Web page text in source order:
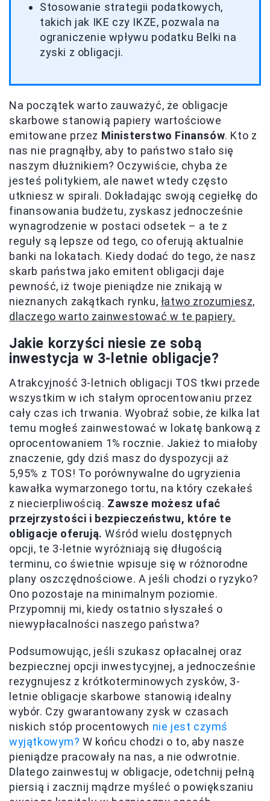
Stosowanie strategii podatkowych,
takich jak IKE czy IKZE, pozwala na
ograniczenie wpływu podatku Belki na
zyski z obligacji.
Na początek warto zauważyć, że obligacje
skarbowe stanowią papiery wartościowe
emitowane przez Ministerstwo Finansów. Kto z
nas nie pragnąłby, aby to państwo stało się
naszym dłużnikiem? Oczywiście, chyba że
jesteś politykiem, ale nawet wtedy często
utkniesz w spirali. Dokładając swoją cegiełkę do
finansowania budżetu, zyskasz jednocześnie
wynagrodzenie w postaci odsetek – a te z
reguły są lepsze od tego, co oferują aktualnie
banki na lokatach. Kiedy dodać do tego, że nasz
skarb państwa jako emitent obligacji daje
pewność, iż twoje pieniądze nie znikają w
nieznanych zakątkach rynku, łatwo zrozumiesz,
dlaczego warto zainwestować w te papiery.
Jakie korzyści niesie ze sobą
inwestycja w 3-letnie obligacje?
Atrakcyjność 3-letnich obligacji TOS tkwi przede
wszystkim w ich stałym oprocentowaniu przez
cały czas ich trwania. Wyobraź sobie, że kilka lat
temu mogłeś zainwestować w lokatę bankową z
oprocentowaniem 1% rocznie. Jakież to miałoby
znaczenie, gdy dziś masz do dyspozycji aż
5,95% z TOS! To porównywalne do ugryzienia
kawałka wymarzonego tortu, na który czekałeś
z niecierpliwością. Zawsze możesz ufać
przejrzystości i bezpieczeństwu, które te
obligacje oferują. Wśród wielu dostępnych
opcji, te 3-letnie wyróżniają się długością
terminu, co świetnie wpisuje się w różnorodne
plany oszczędnościowe. A jeśli chodzi o ryzyko?
Ono pozostaje na minimalnym poziomie.
Przypomnij mi, kiedy ostatnio słyszałeś o
niewypłacalności naszego państwa?
Podsumowując, jeśli szukasz opłacalnej oraz
bezpiecznej opcji inwestycyjnej, a jednocześnie
rezygnujesz z krótkoterminowych zysków, 3-
letnie obligacje skarbowe stanowią idealny
wybór. Czy gwarantowany zysk w czasach
niskich stóp procentowych nie jest czymś
wyjątkowym? W końcu chodzi o to, aby nasze
pieniądze pracowały na nas, a nie odwrotnie.
Dlatego zainwestuj w obligacje, odetchnij pełną
piersią i zacznij mądrze myśleć o powiększaniu